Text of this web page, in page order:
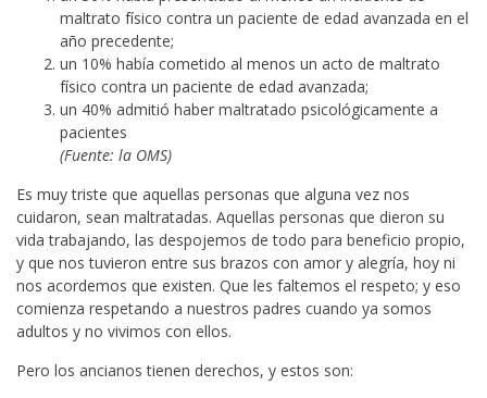
maltrato físico contra un paciente de edad avanzada en el
año precedente;
un 10% había cometido al menos un acto de maltrato
físico contra un paciente de edad avanzada;
un 40% admitió haber maltratado psicológicamente a
pacientes
(Fuente: la OMS)
Es muy triste que aquellas personas que alguna vez nos
cuidaron, sean maltratadas. Aquellas personas que dieron su
vida trabajando, las despojemos de todo para beneficio propio,
y que nos tuvieron entre sus brazos con amor y alegría, hoy ni
nos acordemos que existen. Que les faltemos el respeto; y eso
comienza respetando a nuestros padres cuando ya somos
adultos y no vivimos con ellos.
Pero los ancianos tienen derechos, y estos son: